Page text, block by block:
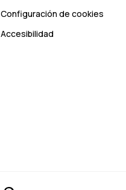
Configuración de cookies
Accesibilidad